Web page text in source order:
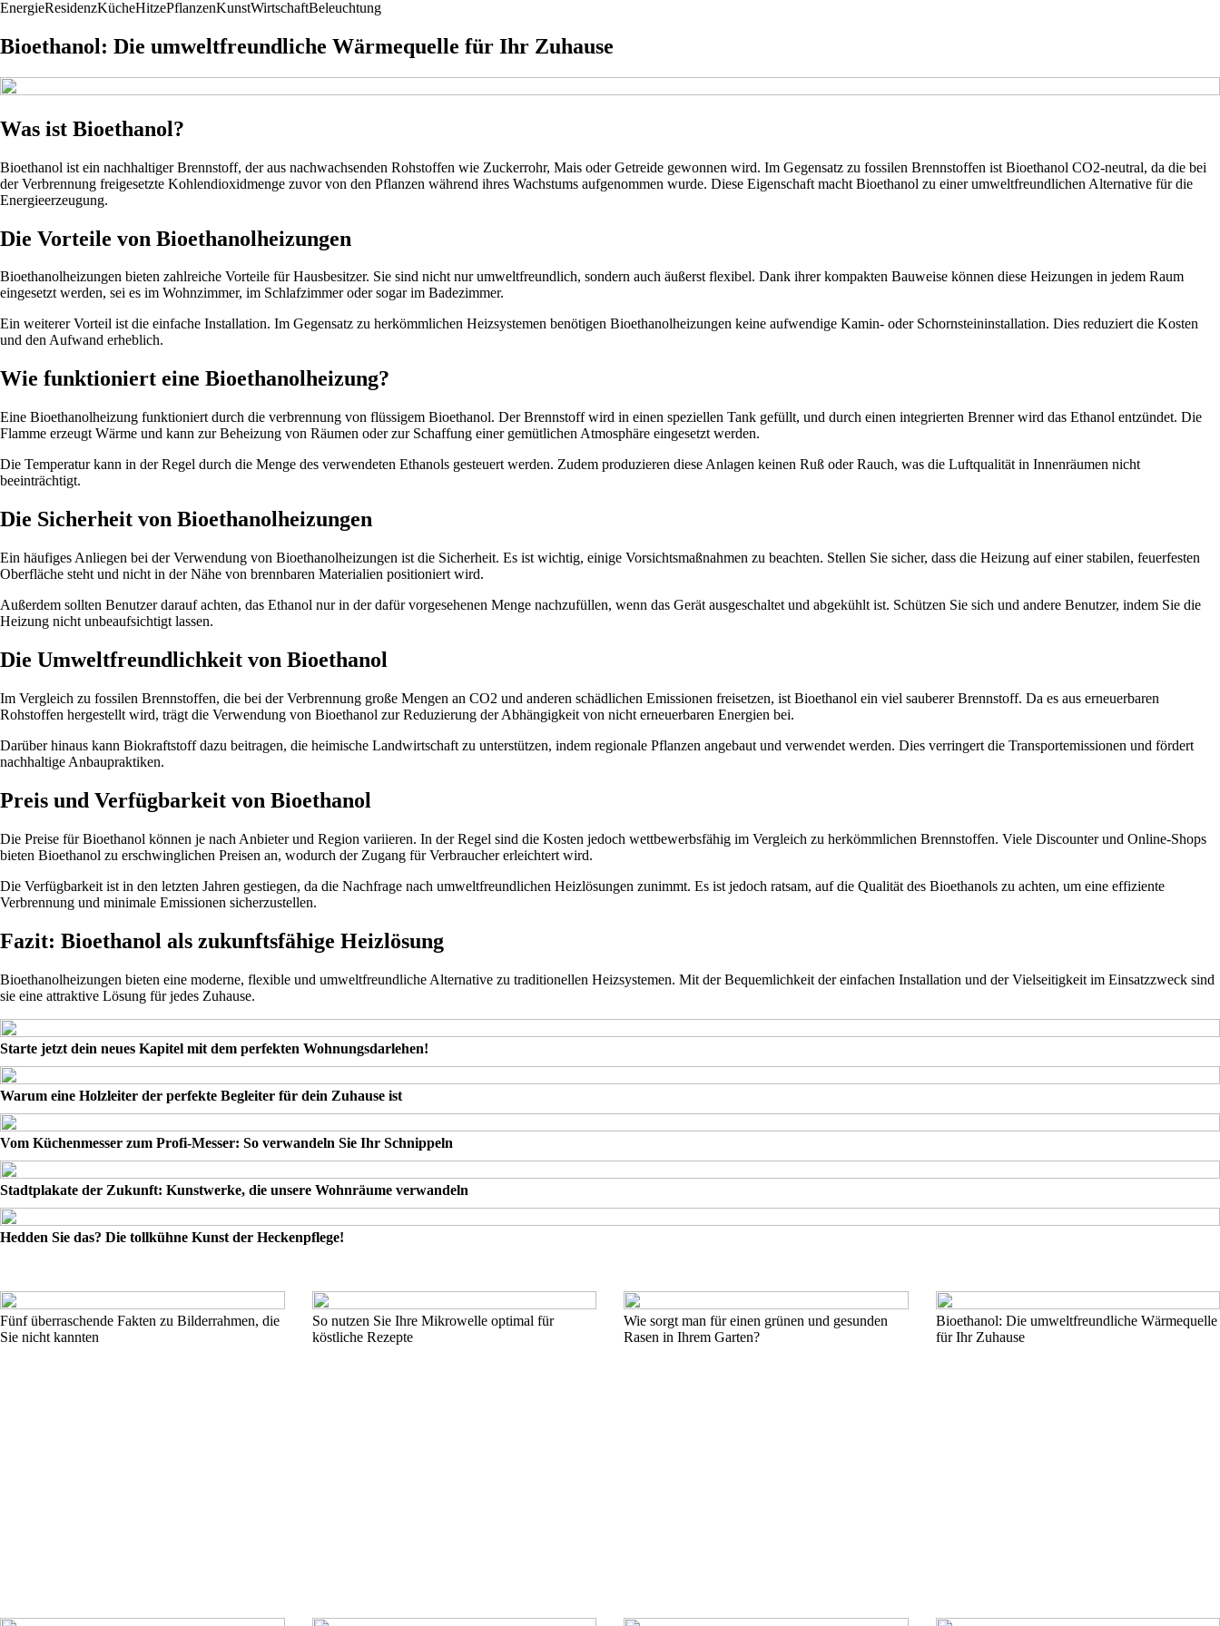
EnergieResidenzKücheHitzePflanzenKunstWirtschaftBeleuchtung
Bioethanol: Die umweltfreundliche Wärmequelle für Ihr Zuhause
Was ist Bioethanol?
Bioethanol ist ein nachhaltiger Brennstoff, der aus nachwachsenden Rohstoffen wie Zuckerrohr, Mais oder Getreide gewonnen wird. Im Gegensatz zu fossilen Brennstoffen ist Bioethanol CO2-neutral, da die bei
der Verbrennung freigesetzte Kohlendioxidmenge zuvor von den Pflanzen während ihres Wachstums aufgenommen wurde. Diese Eigenschaft macht Bioethanol zu einer umweltfreundlichen Alternative für die
Energieerzeugung.
Die Vorteile von Bioethanolheizungen
Bioethanolheizungen bieten zahlreiche Vorteile für Hausbesitzer. Sie sind nicht nur umweltfreundlich, sondern auch äußerst flexibel. Dank ihrer kompakten Bauweise können diese Heizungen in jedem Raum
eingesetzt werden, sei es im Wohnzimmer, im Schlafzimmer oder sogar im Badezimmer.
Ein weiterer Vorteil ist die einfache Installation. Im Gegensatz zu herkömmlichen Heizsystemen benötigen Bioethanolheizungen keine aufwendige Kamin- oder Schornsteininstallation. Dies reduziert die Kosten
und den Aufwand erheblich.
Wie funktioniert eine Bioethanolheizung?
Eine Bioethanolheizung funktioniert durch die verbrennung von flüssigem Bioethanol. Der Brennstoff wird in einen speziellen Tank gefüllt, und durch einen integrierten Brenner wird das Ethanol entzündet. Die
Flamme erzeugt Wärme und kann zur Beheizung von Räumen oder zur Schaffung einer gemütlichen Atmosphäre eingesetzt werden.
Die Temperatur kann in der Regel durch die Menge des verwendeten Ethanols gesteuert werden. Zudem produzieren diese Anlagen keinen Ruß oder Rauch, was die Luftqualität in Innenräumen nicht
beeinträchtigt.
Die Sicherheit von Bioethanolheizungen
Ein häufiges Anliegen bei der Verwendung von Bioethanolheizungen ist die Sicherheit. Es ist wichtig, einige Vorsichtsmaßnahmen zu beachten. Stellen Sie sicher, dass die Heizung auf einer stabilen, feuerfesten
Oberfläche steht und nicht in der Nähe von brennbaren Materialien positioniert wird.
Außerdem sollten Benutzer darauf achten, das Ethanol nur in der dafür vorgesehenen Menge nachzufüllen, wenn das Gerät ausgeschaltet und abgekühlt ist. Schützen Sie sich und andere Benutzer, indem Sie die
Heizung nicht unbeaufsichtigt lassen.
Die Umweltfreundlichkeit von Bioethanol
Im Vergleich zu fossilen Brennstoffen, die bei der Verbrennung große Mengen an CO2 und anderen schädlichen Emissionen freisetzen, ist Bioethanol ein viel sauberer Brennstoff. Da es aus erneuerbaren
Rohstoffen hergestellt wird, trägt die Verwendung von Bioethanol zur Reduzierung der Abhängigkeit von nicht erneuerbaren Energien bei.
Darüber hinaus kann Biokraftstoff dazu beitragen, die heimische Landwirtschaft zu unterstützen, indem regionale Pflanzen angebaut und verwendet werden. Dies verringert die Transportemissionen und fördert
nachhaltige Anbaupraktiken.
Preis und Verfügbarkeit von Bioethanol
Die Preise für Bioethanol können je nach Anbieter und Region variieren. In der Regel sind die Kosten jedoch wettbewerbsfähig im Vergleich zu herkömmlichen Brennstoffen. Viele Discounter und Online-Shops
bieten Bioethanol zu erschwinglichen Preisen an, wodurch der Zugang für Verbraucher erleichtert wird.
Die Verfügbarkeit ist in den letzten Jahren gestiegen, da die Nachfrage nach umweltfreundlichen Heizlösungen zunimmt. Es ist jedoch ratsam, auf die Qualität des Bioethanols zu achten, um eine effiziente
Verbrennung und minimale Emissionen sicherzustellen.
Fazit: Bioethanol als zukunftsfähige Heizlösung
Bioethanolheizungen bieten eine moderne, flexible und umweltfreundliche Alternative zu traditionellen Heizsystemen. Mit der Bequemlichkeit der einfachen Installation und der Vielseitigkeit im Einsatzzweck sind
sie eine attraktive Lösung für jedes Zuhause.
Starte jetzt dein neues Kapitel mit dem perfekten Wohnungsdarlehen!
Warum eine Holzleiter der perfekte Begleiter für dein Zuhause ist
Vom Küchenmesser zum Profi-Messer: So verwandeln Sie Ihr Schnippeln
Stadtplakate der Zukunft: Kunstwerke, die unsere Wohnräume verwandeln
Hedden Sie das? Die tollkühne Kunst der Heckenpflege!
Fünf überraschende Fakten zu Bilderrahmen, die
Sie nicht kannten
So nutzen Sie Ihre Mikrowelle optimal für
köstliche Rezepte
Wie sorgt man für einen grünen und gesunden
Rasen in Ihrem Garten?
Bioethanol: Die umweltfreundliche Wärmequelle
für Ihr Zuhause